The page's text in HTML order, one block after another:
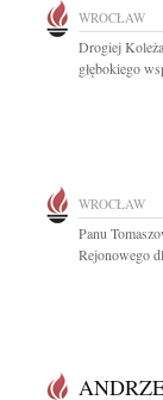
WROCŁAW
Drogiej
głębokiego
WROCŁAW
Panu
Rejonowego